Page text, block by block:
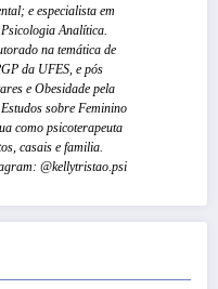
e especialista em
Analítica.
na temática de
da UFES, e pós
e Obesidade pela
sobre Feminino
como psicoterapeuta
casais e familia.
@kellytristao.psi